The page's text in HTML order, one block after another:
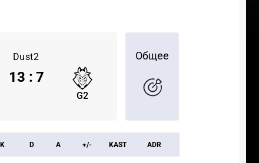
Dust2
G2
13 : 7
Общее
K D A +/- KAST ADR